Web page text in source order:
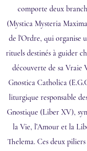
comporte deux
(Mystica Mysteria
de l'Ordre, qui organise
rituels destinés à guider
découverte de sa Vraie
Gnostica Catholica
liturgique responsable
Gnostique (Liber XV),
la Vie, l’Amour et la
Thelema. Ces deux